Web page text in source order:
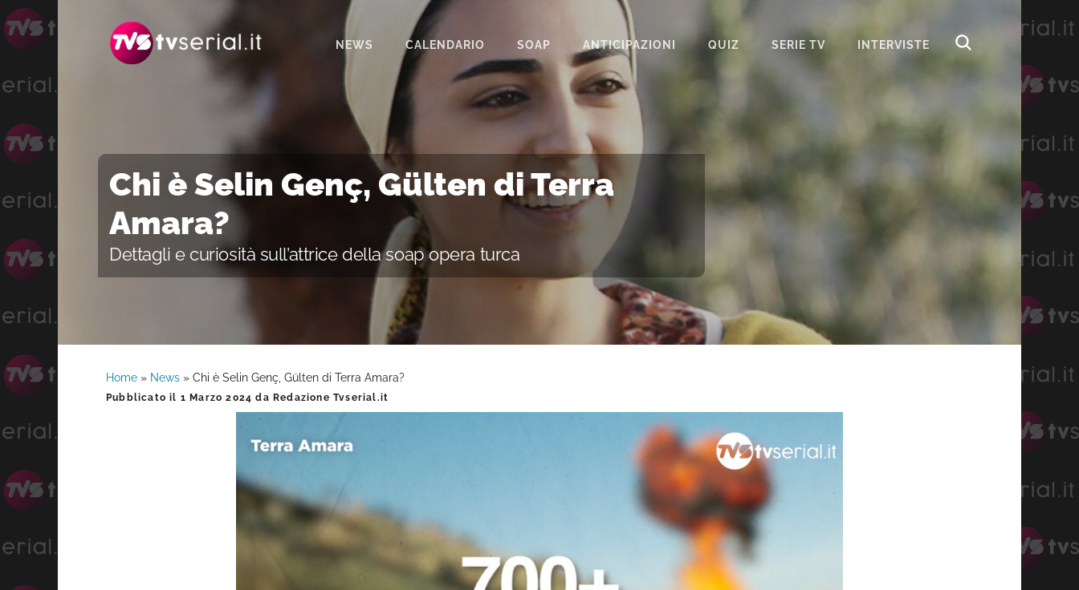
navigazione
contenuto
NEWS CALENDARIO SOAP
BEAUTIFUL
IL PARADISO DELLE SIGNORE
LA PROMESSA
SEGRETI DI FAMIGLIA
TEMPESTA D’AMORE
UN POSTO AL SOLE
ANTICIPAZIONI QUIZ SERIE TV INTERVISTE
Chi è Selin Genç, Gülten di Terra
Amara?
Dettagli e curiosità sull’attrice della soap opera turca
Home » News » Chi è Selin Genç, Gülten di Terra Amara?
Pubblicato il 1 Marzo 2024 da Redazione Tvserial.it
Barra